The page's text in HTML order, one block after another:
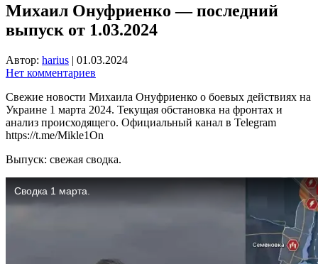
Михаил Онуфриенко — последний
выпуск от 1.03.2024
Автор: harius | 01.03.2024
Нет комментариев
Свежие новости Михаила Онуфриенко о боевых действиях на
Украине 1 марта 2024. Текущая обстановка на фронтах и
анализ происходящего. Официальный канал в Telegram
https://t.me/Mikle1On
Выпуск: свежая сводка.